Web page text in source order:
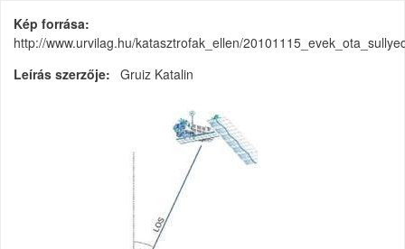
Kép forrása
http://www.urvilag.hu/katasztrofak_ellen/
Leírás szerzője
Gruiz Katalin